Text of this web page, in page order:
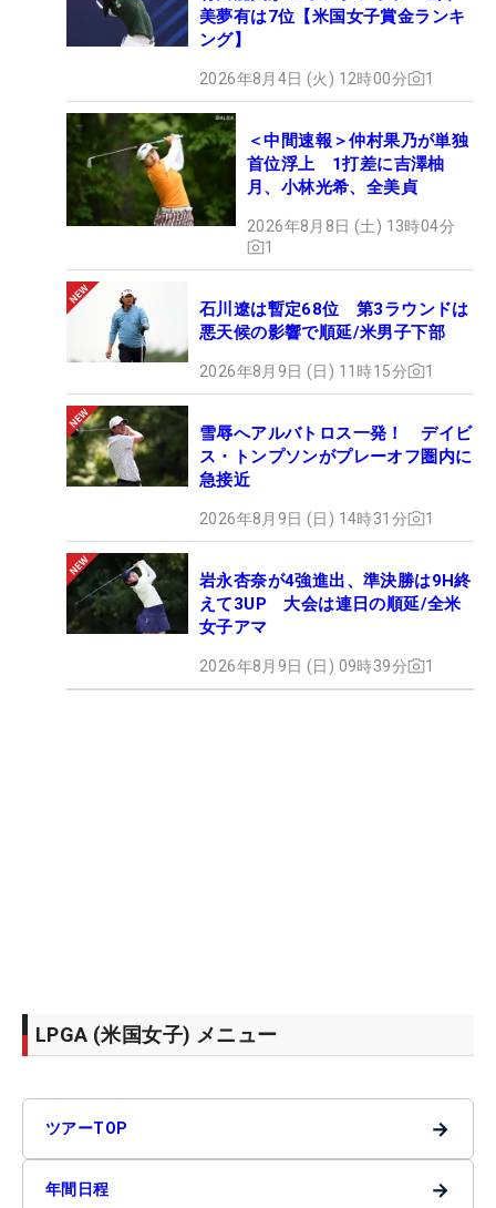
美夢有は7位【米国女子賞金ランキ
ング】
2026年8月4日 (火) 12時00分 1
＜中間速報＞仲村果乃が単独
首位浮上 1打差に吉澤柚
月、小林光希、全美貞
2026年8月8日 (土) 13時04分
1
石川遼は暫定68位 第3ラウンドは
悪天候の影響で順延/米男子下部
2026年8月9日 (日) 11時15分 1
雪辱へアルバトロス一発！ デイビ
ス・トンプソンがプレーオフ圏内に
急接近
2026年8月9日 (日) 14時31分 1
岩永杏奈が4強進出、準決勝は9H終
えて3UP 大会は連日の順延/全米
女子アマ
2026年8月9日 (日) 09時39分 1
LPGA (米国女子) メニュー
ツアーTOP →
年間日程 →